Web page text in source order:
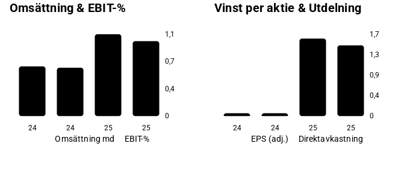
Omsättning & EBIT-%
1,1
0,7
0,4
0
24 24 25 25
Omsättning md EBIT-%
Vinst per aktie & Utdelning
1,7
1,3
0,9
0,4
0
24
24 25 25
EPS (adj.) Direktavkastning